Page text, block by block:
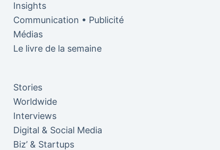
Insights
Communication • Publicité
Médias
Le livre de la semaine
Stories
Worldwide
Interviews
Digital & Social Media
Biz’ & Startups